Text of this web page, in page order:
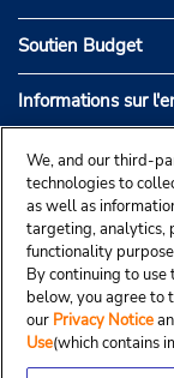
Soutien Budget
Informations sur
Partenaires de
We, and our third-
technologies to
as well as
targeting, analytics,
functionality
By continuing to
below, you agree to
our Privacy Notice
Use(which contains